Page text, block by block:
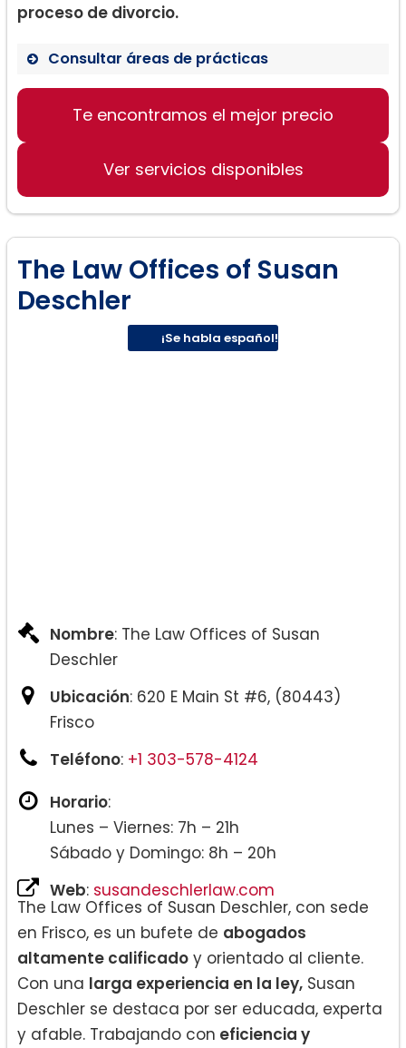
proceso de divorcio.
Consultar áreas de prácticas
Derecho Civil
Te encontramos el mejor precio
Ver servicios disponibles
The Law Offices of Susan
Deschler
¡Se habla español!
Nombre: The Law Offices of Susan
Deschler
Ubicación: 620 E Main St #6, (80443)
Frisco
Teléfono: +1 303-578-4124
Horario:
Lunes – Viernes: 7h – 21h
Sábado y Domingo: 8h – 20h
Web: susandeschlerlaw.com
The Law Offices of Susan Deschler, con sede
en Frisco, es un bufete de abogados
altamente calificado y orientado al cliente.
Con una larga experiencia en la ley, Susan
Deschler se destaca por ser educada, experta
y afable. Trabajando con eficiencia y